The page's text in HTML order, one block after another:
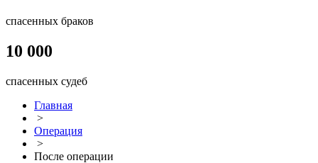
спасенных браков
10 000
спасенных судеб
Главная
>
Операция
>
После операции